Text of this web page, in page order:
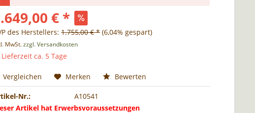
€ *
des Herstellers:1.755,00 € * (6,04% gespart)
MwSt.zzgl. Versandkosten
Lieferzeit ca. 5 Tage
Vergleichen Merken Bewerten
Nr.:
A10541
Artikel hat Erwerbsvoraussetzungen